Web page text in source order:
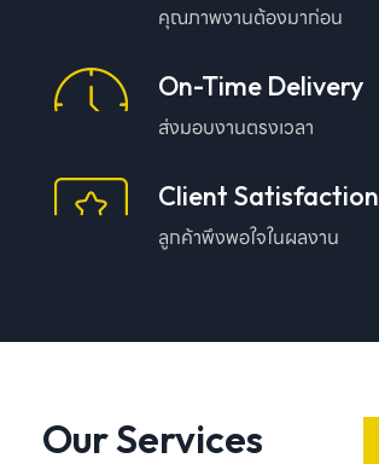
คุณภาพงานต้องมาก่อน
On-Time Delivery
ส่งมอบงานตรงเวลา
Client Satisfaction
ลูกค้าพึงพอใจในผลงาน
Our Services